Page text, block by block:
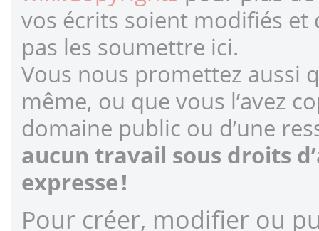
vos écrits soient modifiés
pas les soumettre ici.
Vous nous promettez aussi
même, ou que vous l’avez
domaine public ou d’une
aucun travail sous droits
expresse !
Pour créer, modifier ou